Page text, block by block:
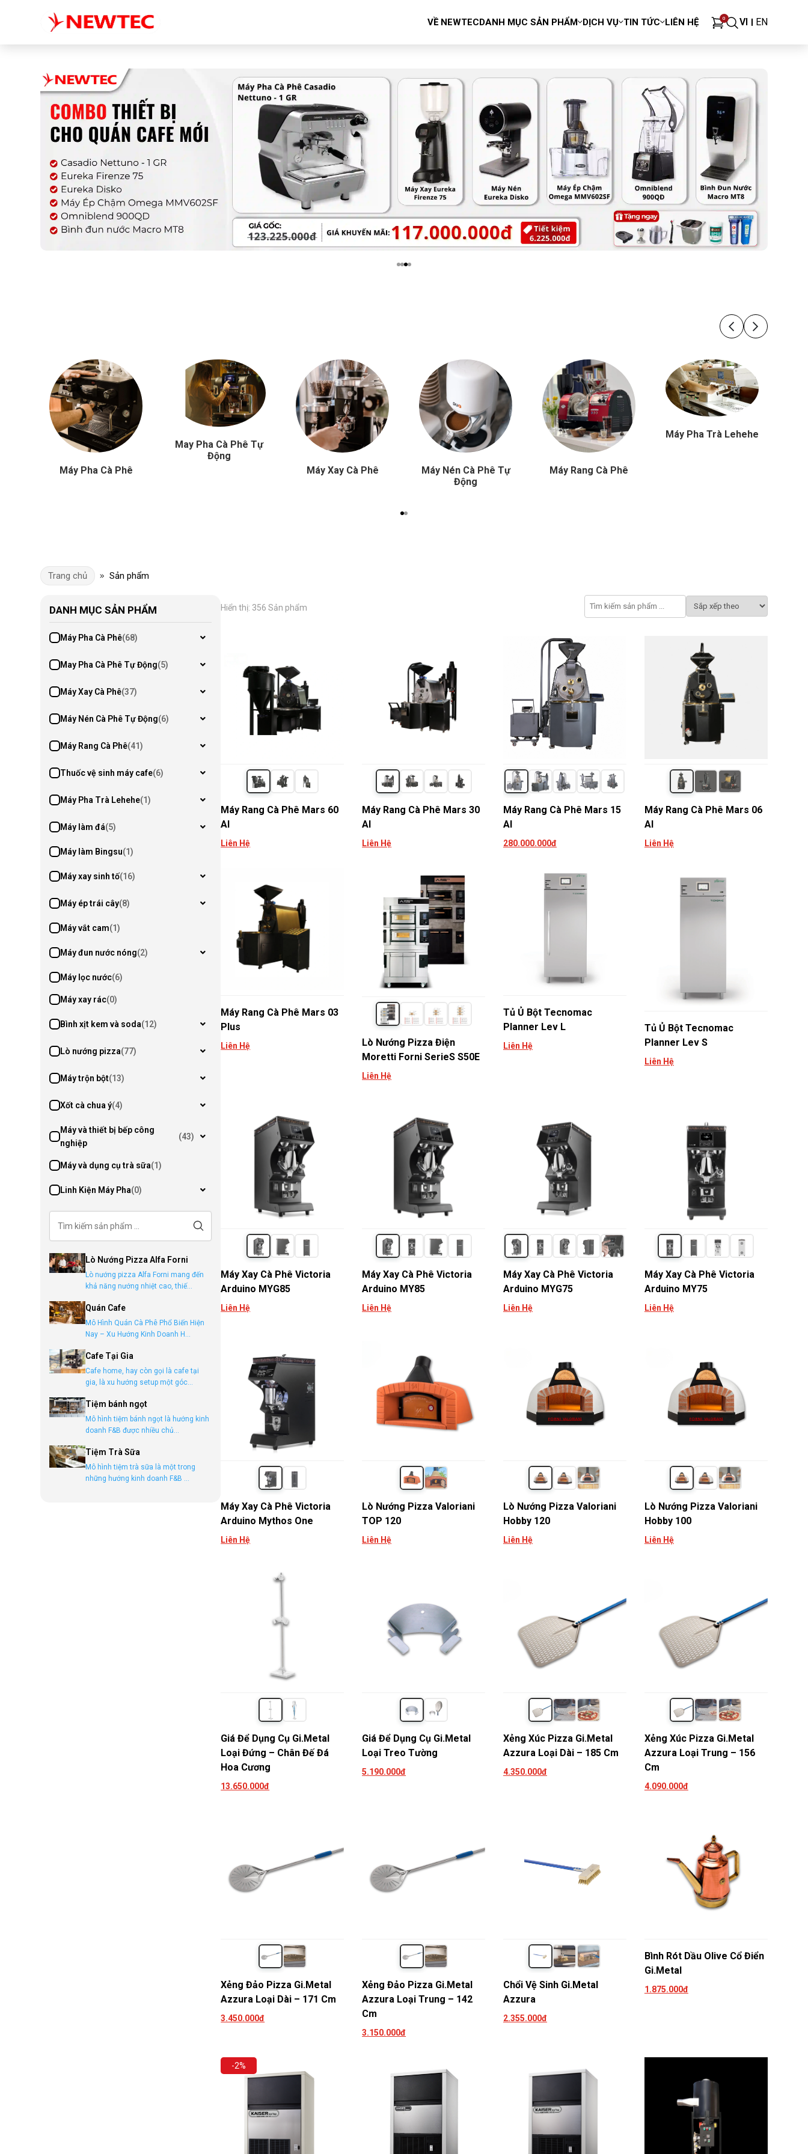
VỀ NEWTECDANH MỤC SẢN PHẨM DỊCH VỤ TIN TỨC LIÊN HỆ 0 VI EN
Máy Pha Cà Phê
May Pha Cà Phê Tự
Động
Máy Xay Cà Phê
Máy Nén Cà Phê Tự
Động
Máy Rang Cà Phê
Máy Pha Trà Lehehe
Trang chủ Sản phẩm
DANH MỤC SẢN PHẨM
Máy Pha Cà Phê(68)
May Pha Cà Phê Tự Động(5)
Máy Xay Cà Phê(37)
Máy Nén Cà Phê Tự Động(6)
Máy Rang Cà Phê(41)
Thuốc vệ sinh máy cafe(6)
Máy Pha Trà Lehehe(1)
Máy làm đá(5)
Máy làm Bingsu(1)
Máy xay sinh tố(16)
Máy ép trái cây(8)
Máy vắt cam(1)
Máy đun nước nóng(2)
Máy lọc nước(6)
Máy xay rác(0)
Bình xịt kem và soda(12)
Lò nướng pizza(77)
Máy trộn bột(13)
Xốt cà chua ý(4)
Máy và thiết bị bếp công
nghiệp
(43)
Máy và dụng cụ trà sữa(1)
Linh Kiện Máy Pha(0)
Lò Nướng Pizza Alfa Forni
Lò nướng pizza Alfa Forni mang đến
khả năng nướng nhiệt cao, thiế...
Quán Cafe
Mô Hình Quán Cà Phê Phổ Biến Hiện
Nay – Xu Hướng Kinh Doanh H...
Cafe Tại Gia
Cafe home, hay còn gọi là cafe tại
gia, là xu hướng setup một góc...
Tiệm bánh ngọt
Mô hình tiệm bánh ngọt là hướng kinh
doanh F&B được nhiều chủ...
Tiệm Trà Sữa
Mô hình tiệm trà sữa là một trong
những hướng kinh doanh F&B ...
Hiển thị: 356 Sản phẩm
Máy Rang Cà Phê Mars 60
AI
Liên Hệ
Máy Rang Cà Phê Mars 30
AI
Liên Hệ
Máy Rang Cà Phê Mars 15
AI
280.000.000đ
Máy Rang Cà Phê Mars 06
AI
Liên Hệ
Máy Rang Cà Phê Mars 03
Plus
Liên Hệ
Lò Nướng Pizza Điện
Moretti Forni SerieS S50E
Liên Hệ
Tủ Ủ Bột Tecnomac
Planner Lev L
Liên Hệ
Tủ Ủ Bột Tecnomac
Planner Lev S
Liên Hệ
Máy Xay Cà Phê Victoria
Arduino MYG85
Liên Hệ
Máy Xay Cà Phê Victoria
Arduino MY85
Liên Hệ
Máy Xay Cà Phê Victoria
Arduino MYG75
Liên Hệ
Máy Xay Cà Phê Victoria
Arduino MY75
Liên Hệ
Máy Xay Cà Phê Victoria
Arduino Mythos One
Liên Hệ
Lò Nướng Pizza Valoriani
TOP 120
Liên Hệ
Lò Nướng Pizza Valoriani
Hobby 120
Liên Hệ
Lò Nướng Pizza Valoriani
Hobby 100
Liên Hệ
Giá Để Dụng Cụ Gi.Metal
Loại Đứng – Chân Đế Đá
Hoa Cương
13.650.000đ
Giá Để Dụng Cụ Gi.Metal
Loại Treo Tường
5.190.000đ
Xẻng Xúc Pizza Gi.Metal
Azzura Loại Dài – 185 Cm
4.350.000đ
Xẻng Xúc Pizza Gi.Metal
Azzura Loại Trung – 156
Cm
4.090.000đ
Xẻng Đảo Pizza Gi.Metal
Azzura Loại Dài – 171 Cm
3.450.000đ
Xẻng Đảo Pizza Gi.Metal
Azzura Loại Trung – 142
Cm
3.150.000đ
Chổi Vệ Sinh Gi.Metal
Azzura
2.355.000đ
Bình Rót Dầu Olive Cổ Điển
Gi.Metal
1.875.000đ
-2%